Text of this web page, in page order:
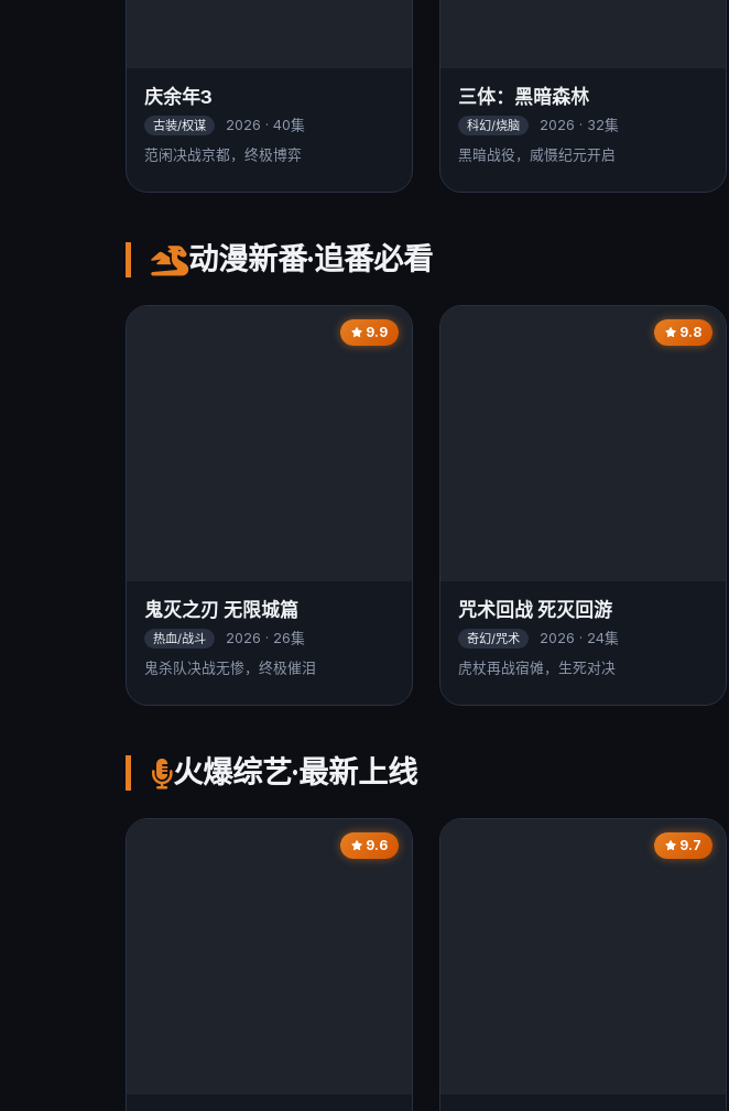
庆余年3
古装/权谋
2026 · 40集
范闲决战京都，终极博弈
三体：黑暗森林
科幻/烧脑
2026 · 32集
黑暗战役，威慑纪元开启
动漫新番·追番必看
9.9
鬼灭之刃 无限城篇
热血/战斗
2026 · 26集
鬼杀队决战无惨，终极催泪
9.8
咒术回战 死灭回游
奇幻/咒术
2026 · 24集
虎杖再战宿傩，生死对决
火爆综艺·最新上线
9.6 9.7